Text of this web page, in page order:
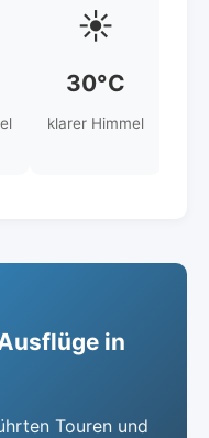
☀️
30°C
klarer Himmel
in
Touren und